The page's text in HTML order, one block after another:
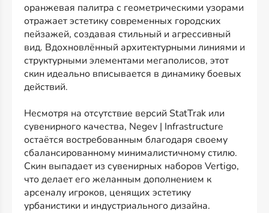
оранжевая палитра с геометрическими узорами
отражает эстетику современных городских
пейзажей, создавая стильный и агрессивный
вид. Вдохновлённый архитектурными линиями и
структурными элементами мегаполисов, этот
скин идеально вписывается в динамику боевых
действий.
Несмотря на отсутствие версий StatTrak или
сувенирного качества, Negev | Infrastructure
остаётся востребованным благодаря своему
сбалансированному минималистичному стилю.
Скин выпадает из сувенирных наборов Vertigo,
что делает его желанным дополнением к
арсеналу игроков, ценящих эстетику
урбанистики и индустриального дизайна.